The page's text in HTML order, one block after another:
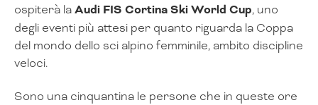
ospiterà laAudi FIS Cortina Ski World Cup, uno
degli eventi più attesi per quanto riguarda la Coppa
del mondo dello sci alpino femminile, ambito discipline
veloci.
Sono una cinquantina le persone che in queste ore